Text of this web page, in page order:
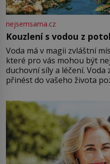
nejsemsama.cz
Kouzlení s vodou z
Voda má v magii zvláštní
které pro vás mohou být
duchovní síly a léčení.
přinést do vašeho života
můžete obohatit své rituály
větší harmonii a klid. Je